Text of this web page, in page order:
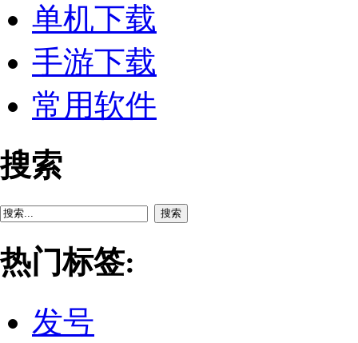
单机下载
手游下载
常用软件
搜索
搜索
热门标签:
发号